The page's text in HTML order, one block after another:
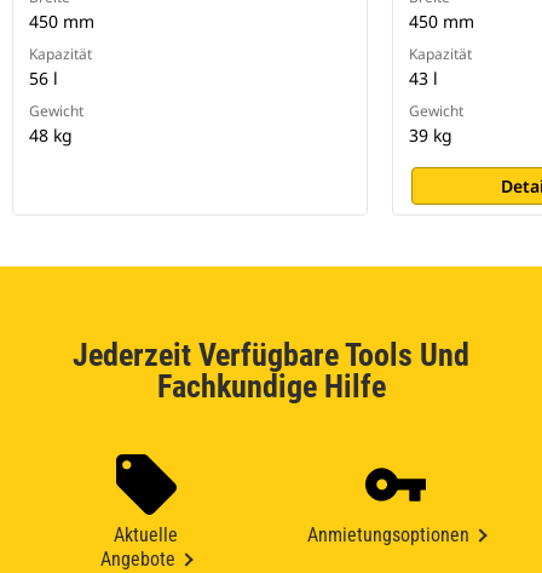
450 mm
Kapazität
56 l
Gewicht
48 kg
450 mm
Kapazität
43 l
Gewicht
39 kg
Jederzeit Verfügbare Tools Und
Fachkundige Hilfe
Aktuelle
Angebote
Anmietungsoptionen